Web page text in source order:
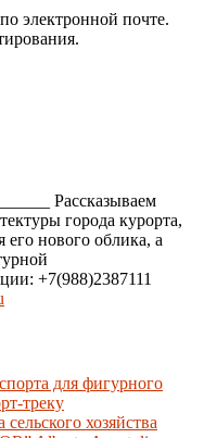
электронной почте.
Рассказываем
города курорта,
нового облика, а
+7(988)2387111
для фигурного
треку
хозяйства